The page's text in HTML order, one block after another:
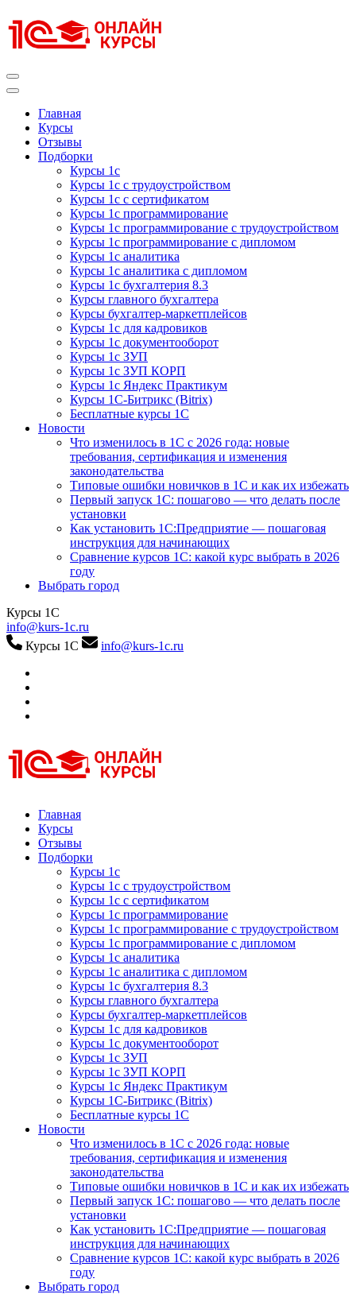
к
содержимому
Главная
Курсы
Отзывы
Подборки
Курсы 1с
Курсы 1с с трудоустройством
Курсы 1с с сертификатом
Курсы 1с программирование
Курсы 1с программирование с трудоустройством
Курсы 1с программирование с дипломом
Курсы 1с аналитика
Курсы 1с аналитика с дипломом
Курсы 1с бухгалтерия 8.3
Курсы главного бухгалтера
Курсы бухгалтер-маркетплейсов
Курсы 1с для кадровиков
Курсы 1с документооборот
Курсы 1с ЗУП
Курсы 1с ЗУП КОРП
Курсы 1с Яндекс Практикум
Курсы 1С-Битрикс (Bitrix)
Бесплатные курсы 1С
Новости
Что изменилось в 1С с 2026 года: новые
требования, сертификация и изменения
законодательства
Типовые ошибки новичков в 1С и как их избежать
Первый запуск 1С: пошагово — что делать после
установки
Как установить 1С:Предприятие — пошаговая
инструкция для начинающих
Сравнение курсов 1С: какой курс выбрать в 2026
году
Выбрать город
Курсы 1С
info@kurs-1c.ru
Курсы 1С
info@kurs-1c.ru
Курсы 1С
Курсы 1С официальная сертификация
Главная
Курсы
Отзывы
Подборки
Курсы 1с
Курсы 1с с трудоустройством
Курсы 1с с сертификатом
Курсы 1с программирование
Курсы 1с программирование с трудоустройством
Курсы 1с программирование с дипломом
Курсы 1с аналитика
Курсы 1с аналитика с дипломом
Курсы 1с бухгалтерия 8.3
Курсы главного бухгалтера
Курсы бухгалтер-маркетплейсов
Курсы 1с для кадровиков
Курсы 1с документооборот
Курсы 1с ЗУП
Курсы 1с ЗУП КОРП
Курсы 1с Яндекс Практикум
Курсы 1С-Битрикс (Bitrix)
Бесплатные курсы 1С
Новости
Что изменилось в 1С с 2026 года: новые
требования, сертификация и изменения
законодательства
Типовые ошибки новичков в 1С и как их избежать
Первый запуск 1С: пошагово — что делать после
установки
Как установить 1С:Предприятие — пошаговая
инструкция для начинающих
Сравнение курсов 1С: какой курс выбрать в 2026
году
Выбрать город